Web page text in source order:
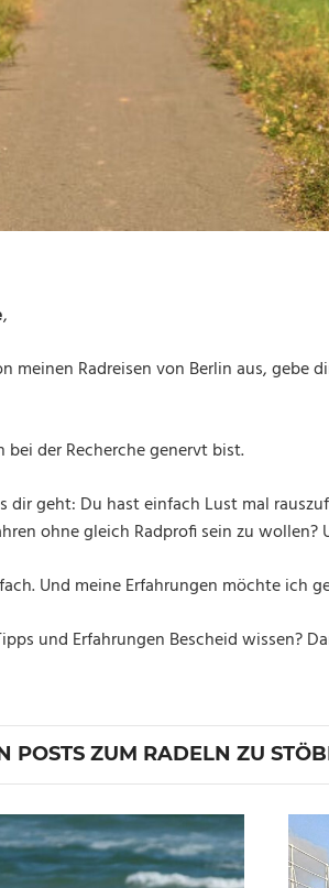
,
meinen Radreisen von Berlin aus, gebe
der Recherche genervt bist.
dir geht: Du hast einfach Lust mal
ohne gleich Radprofi sein zu
Und meine Erfahrungen möchte ich
und Erfahrungen Bescheid wissen?
POSTS ZUM RADELN ZU